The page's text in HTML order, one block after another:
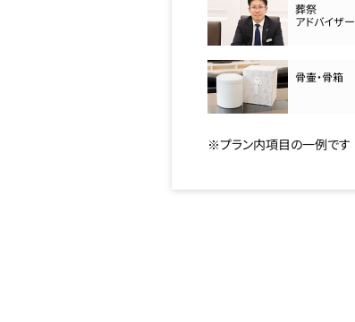
葬祭
アドバイザー
骨壷・骨箱
※プラン内項目の一例です